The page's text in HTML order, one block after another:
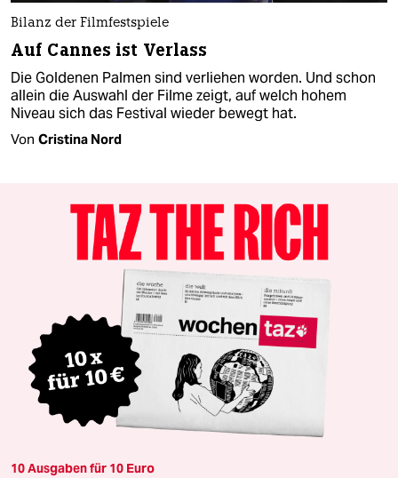
Bilanz der Filmfestspiele
Auf Cannes ist Verlass
Die Goldenen Palmen sind verliehen worden. Und schon
allein die Auswahl der Filme zeigt, auf welch hohem
Niveau sich das Festival wieder bewegt hat.
Von Cristina Nord
10 Ausgaben für 10 Euro